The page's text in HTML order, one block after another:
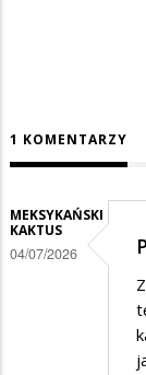
1 KOMENTARZY
MEKSYKAŃSKI
KAKTUS
04/07/2026